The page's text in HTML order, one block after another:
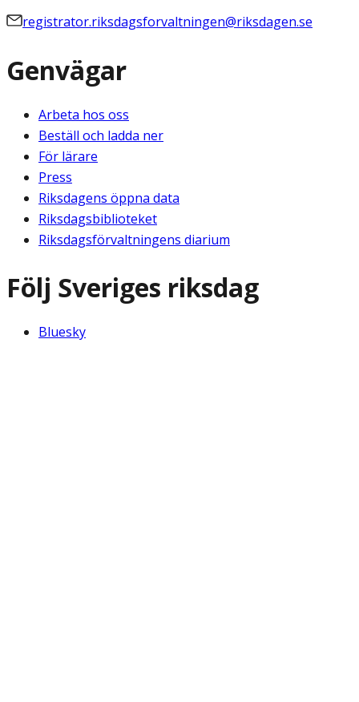
registrator.riksdagsforvaltningen@riksdagen.se
Genvägar
Arbeta hos oss
Beställ och ladda ner
För lärare
Press
Riksdagens öppna data
Riksdagsbiblioteket
Riksdagsförvaltningens diarium
Följ Sveriges riksdag
Bluesky